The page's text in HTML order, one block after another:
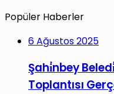
Popüler Haberler
6 Ağustos 2025
Şahi̇nbey
Toplantısı